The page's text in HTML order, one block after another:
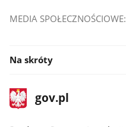
MEDIA SPOŁECZNOŚCIOWE:
Na skróty
stopka
gov.plStrona
gov.pl